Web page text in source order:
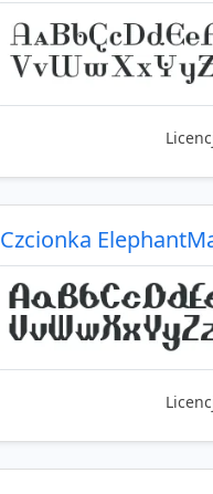
Czcionka